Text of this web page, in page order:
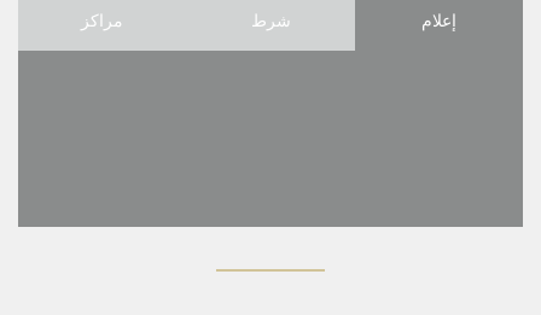
إعلام شرط مراكز